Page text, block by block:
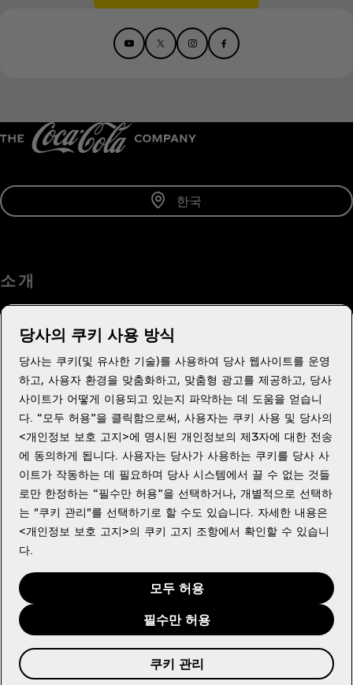
한국
소 개
도움이 필요하세요?
법적고지
Youtube
© 2026 The Coca‑Cola Company. 판권 소유
당사의 쿠키 사용 방식
당사는 쿠키(및 유사한 기술)를 사용하여 당사 웹사이트를 운영
하고, 사용자 환경을 맞춤화하고, 맞춤형 광고를 제공하고, 당사
사이트가 어떻게 이용되고 있는지 파악하는 데 도움을 얻습니
다. “모두 허용”을 클릭함으로써, 사용자는 쿠키 사용 및 당사의
<개인정보 보호 고지>에 명시된 개인정보의 제3자에 대한 전송
에 동의하게 됩니다. 사용자는 당사가 사용하는 쿠키를 당사 사
이트가 작동하는 데 필요하며 당사 시스템에서 끌 수 없는 것들
로만 한정하는 “필수만 허용”을 선택하거나, 개별적으로 선택하
는 "쿠키 관리"를 선택하기로 할 수도 있습니다. 자세한 내용은
<개인정보 보호 고지>의 쿠키 고지 조항에서 확인할 수 있습니
다.
모두 허용
필수만 허용
쿠키 관리